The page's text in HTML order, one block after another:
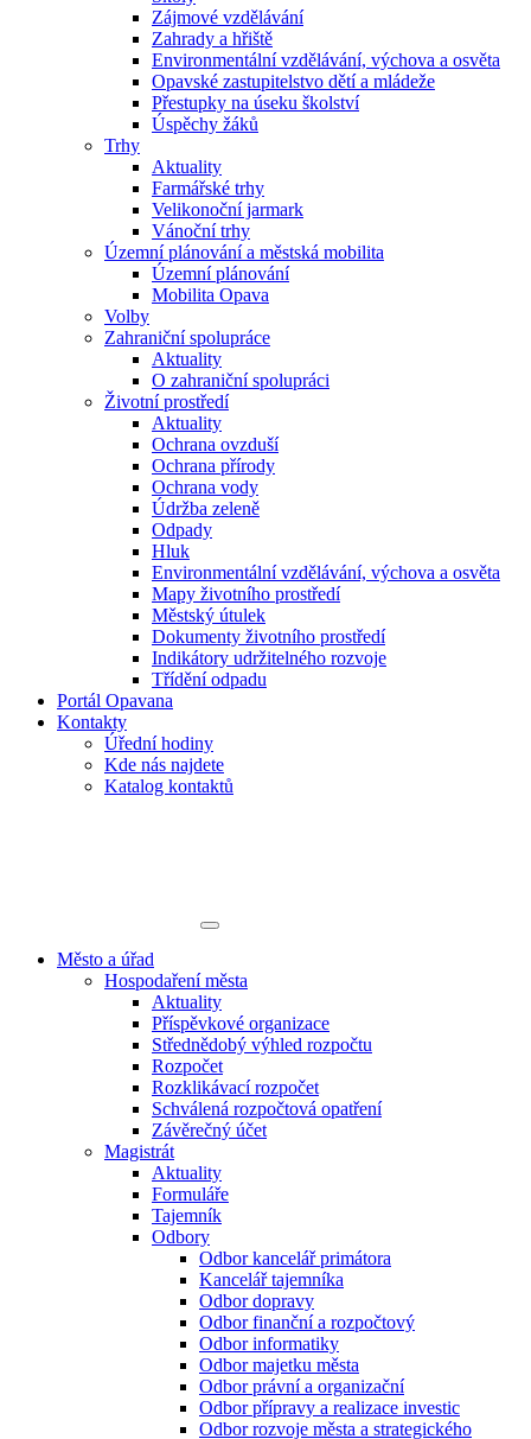
Zájmové vzdělávání
Zahrady a hřiště
Environmentální vzdělávání, výchova a osvěta
Opavské zastupitelstvo dětí a mládeže
Přestupky na úseku školství
Úspěchy žáků
Trhy
Aktuality
Farmářské trhy
Velikonoční jarmark
Vánoční trhy
Územní plánování a městská mobilita
Územní plánování
Mobilita Opava
Volby
Zahraniční spolupráce
Aktuality
O zahraniční spolupráci
Životní prostředí
Aktuality
Ochrana ovzduší
Ochrana přírody
Ochrana vody
Údržba zeleně
Odpady
Hluk
Environmentální vzdělávání, výchova a osvěta
Mapy životního prostředí
Městský útulek
Dokumenty životního prostředí
Indikátory udržitelného rozvoje
Třídění odpadu
Portál Opavana
Kontakty
Úřední hodiny
Kde nás najdete
Katalog kontaktů
Město a úřad
Hospodaření města
Aktuality
Příspěvkové organizace
Střednědobý výhled rozpočtu
Rozpočet
Rozklikávací rozpočet
Schválená rozpočtová opatření
Závěrečný účet
Magistrát
Aktuality
Formuláře
Tajemník
Odbory
Odbor kancelář primátora
Kancelář tajemníka
Odbor dopravy
Odbor finanční a rozpočtový
Odbor informatiky
Odbor majetku města
Odbor právní a organizační
Odbor přípravy a realizace investic
Odbor rozvoje města a strategického